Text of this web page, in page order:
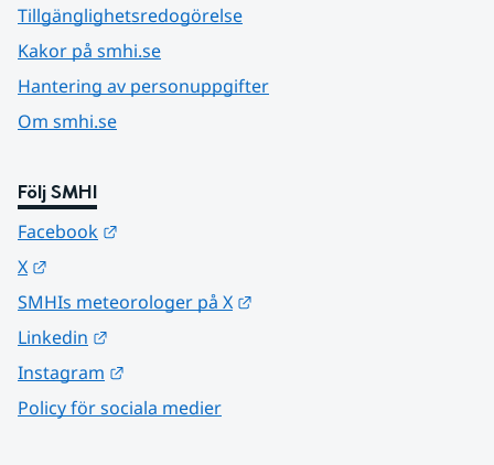
Tillgänglighetsredogörelse
Kakor på smhi.se
Hantering av personuppgifter
Om smhi.se
Följ SMHI
Facebook
X
SMHIs meteorologer på X
Linkedin
Instagram
Policy för sociala medier